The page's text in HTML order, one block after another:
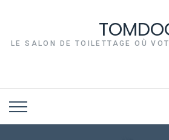
LE SALON DE TOILETTAGE OÙ